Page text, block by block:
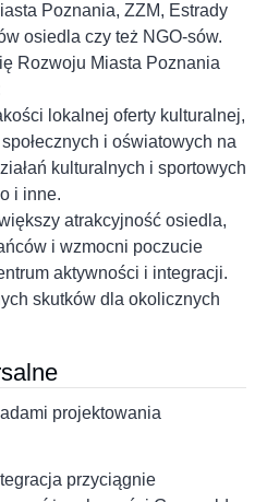
Poznania, ZZM, Estrady
osiedla czy też NGO-sów.
Rozwoju Miasta Poznania
lokalnej oferty kulturalnej,
i oświatowych na
kulturalnych i sportowych
i inne.
atrakcyjność osiedla,
i wzmocni poczucie
aktywności i integracji.
skutków dla okolicznych
projektowania
przyciągnie